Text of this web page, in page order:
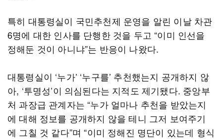
특히 대통령실이 국민추천제 운영을 알린 이날 차관
6명에 대한 인사를 단행한 것을 두고 “이미 인선을
정해둔 것이 아니냐”는 반응이 나왔다.
대통령실이 ‘누가’ ‘누구를’ 추천했는지 공개하지 않
아, ‘투명성’이 의심된다는 지적도 제기됐다. 중앙부
처 과장급 관계자는 “누가 얼마나 추천을 받았는지
에 대해 정보를 공개하지 않을 테니 그저 보여주기
에 그칠 것 같다”며 “이미 정해진 명단이 있는데 형식